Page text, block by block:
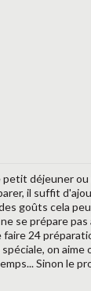
déjeuner
il suffit
goûts cela
se prépare
24
on aime
Sinon le